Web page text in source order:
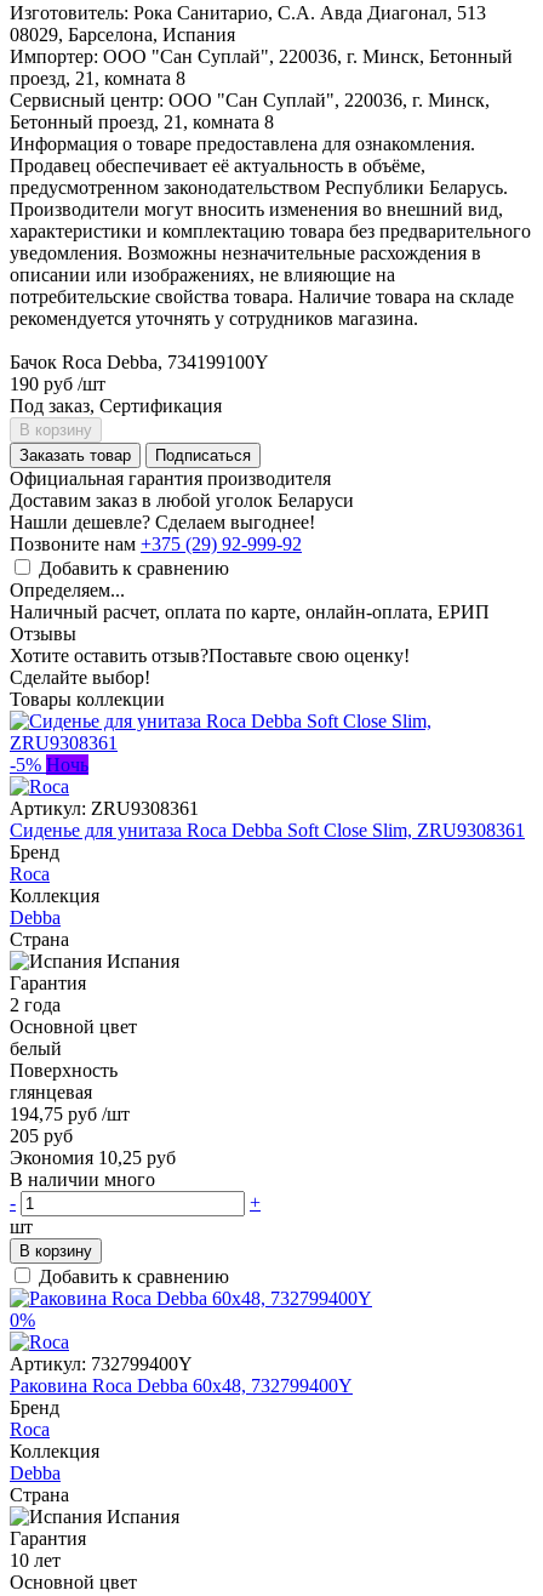
Изготовитель: Рока Санитарио, С.А. Авда Диагонал, 513
08029, Барселона, Испания
Импортер: ООО "Сан Суплай", 220036, г. Минск, Бетонный
проезд, 21, комната 8
Сервисный центр: ООО "Сан Суплай", 220036, г. Минск,
Бетонный проезд, 21, комната 8
Информация о товаре предоставлена для ознакомления.
Продавец обеспечивает её актуальность в объёме,
предусмотренном законодательством Республики Беларусь.
Производители могут вносить изменения во внешний вид,
характеристики и комплектацию товара без предварительного
уведомления. Возможны незначительные расхождения в
описании или изображениях, не влияющие на
потребительские свойства товара. Наличие товара на складе
рекомендуется уточнять у сотрудников магазина.
Бачок Roca Debba, 734199100Y
190 руб /шт
Под заказ, Сертификация
В корзину
Заказать товар
Подписаться
Официальная гарантия производителя
Доставим заказ в любой уголок Беларуси
Нашли дешевле? Сделаем выгоднее!
Позвоните нам +375 (29) 92-999-92
Добавить к сравнению
Определяем...
Наличный расчет, оплата по карте, онлайн-оплата, ЕРИП
Отзывы
Хотите оставить отзыв?Поставьте свою оценку!
Сделайте выбор!
Товары коллекции
-5% Ночь
Артикул: ZRU9308361
Сиденье для унитаза Roca Debba Soft Close Slim, ZRU9308361
Бренд
Roca
Коллекция
Debba
Страна
Испания
Гарантия
2 года
Основной цвет
белый
Поверхность
глянцевая
194,75 руб /шт
205 руб
Экономия 10,25 руб
В наличии много
-
+
шт
В корзину
Добавить к сравнению
0%
Артикул: 732799400Y
Раковина Roca Debba 60x48, 732799400Y
Бренд
Roca
Коллекция
Debba
Страна
Испания
Гарантия
10 лет
Основной цвет